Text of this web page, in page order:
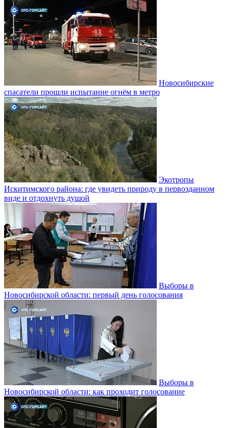
Новосибирские
спасатели прошли испытание огнём в метро
Экотропы
Искитимского района: где увидеть природу в первозданном
виде и отдохнуть душой
Выборы в
Новосибирской области: первый день голосования
Выборы в
Новосибирской области: как проходит голосование